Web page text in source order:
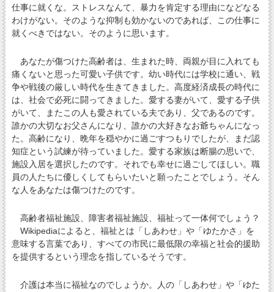
仕事に就くな。ストレスなんて、暴力を肯定する理由になどなる
わけがない。そのような抑制も効かないのであれば、この仕事に
就くべきではない。そのように思います。
あなたが傷つけた高齢者は、生まれた時、両親が目に入れても
痛くないと思った可愛い子供です。幼い時代には学校に通い、戦
争や戦後の厳しい時代を生きてきました。高度経済成長の時代に
は、社会で必死に闘ってきました。愛する妻がいて、愛する子供
がいて、またこの人も愛されている夫であり、父であるのです。
誰かの大切なお父さんになり、誰かの大好きなお爺ちゃんになっ
た。高齢になり、晩年を穏やかに過ごすつもりでしたが、まだ認
知症という試練が待っていました。愛する家族は断腸の思いで、
施設入居を選択したのです。それでも幸せに過ごしてほしい。職
員の人たちに優しくしてもらいたいと願ったことでしょう。そん
な人をあなたは傷つけたのです。
高齢者福祉施設、障害者福祉施設、福祉って一体何でしょう？
Wikipediaによると、福祉とは「しあわせ」や「ゆたかさ」を
意味する言葉であり、すべての市民に最低限の幸福と社会的援助
を提供するという理念を指しているそうです。
介護は本当に福祉なのでしょうか。人の「しあわせ」や「ゆた